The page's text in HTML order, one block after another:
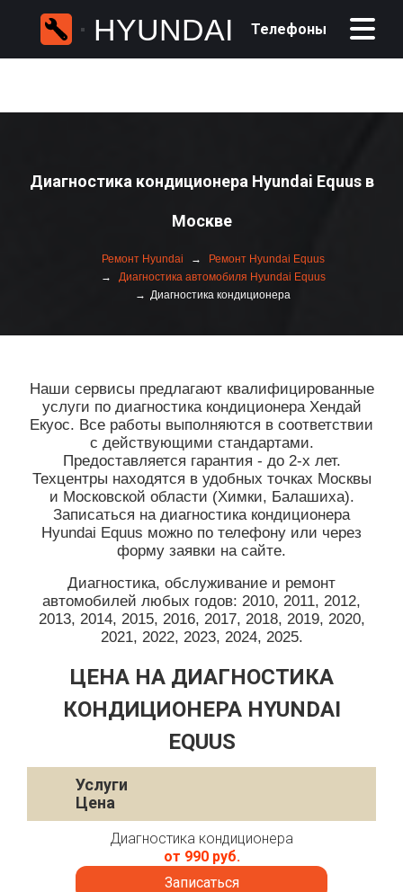
HYUNDAI Телефоны
Диагностика кондиционера Hyundai Equus в
Москве
Ремонт Hyundai
Ремонт Hyundai Equus
Диагностика автомобиля Hyundai Equus
Диагностика кондиционера
Наши сервисы предлагают квалифицированные
услуги по диагностика кондиционера Хендай
Екуос. Все работы выполняются в соответствии
с действующими стандартами.
Предоставляется гарантия - до 2-х лет.
Техцентры находятся в удобных точках Москвы
и Московской области (Химки, Балашиха).
Записаться на диагностика кондиционера
Hyundai Equus можно по телефону или через
форму заявки на сайте.
Диагностика, обслуживание и ремонт
автомобилей любых годов: 2010, 2011, 2012,
2013, 2014, 2015, 2016, 2017, 2018, 2019, 2020,
2021, 2022, 2023, 2024, 2025.
ЦЕНА НА ДИАГНОСТИКА
КОНДИЦИОНЕРА HYUNDAI
EQUUS
Услуги
Цена
Диагностика кондиционера
от 990 руб.
Записаться